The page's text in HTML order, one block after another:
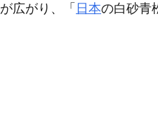
が広がり、「 日本の白砂青